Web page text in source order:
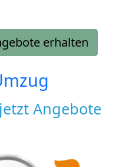
erhalten
Angebote